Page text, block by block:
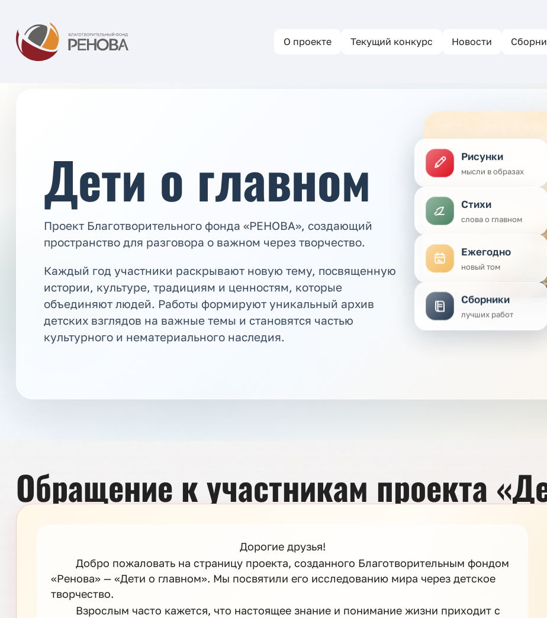
О проекте Текущий конкурс Новости
Дети о главном
Проект Благотворительного фонда «РЕНОВА», создающий
пространство для разговора о важном через творчество.
Каждый год участники раскрывают новую тему, посвященную
истории, культуре, традициям и ценностям, которые
объединяют людей. Работы формируют уникальный архив
детских взглядов на важные темы и становятся частью
культурного и нематериального наследия.
Рисунки
мысли в образах
Стихи
слова о главном
Ежегодно
новый том
Сборники
лучших работ
Обращение к участникам проекта
Дорогие друзья!
Добро пожаловать на страницу проекта, созданного Благотворительным фондом
«Ренова» — «Дети о главном». Мы посвятили его исследованию мира через детское
творчество.
Взрослым часто кажется, что настоящее знание и понимание жизни приходит с